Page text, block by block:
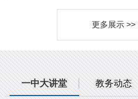
更多展示 >>
一中大讲堂 教务动态